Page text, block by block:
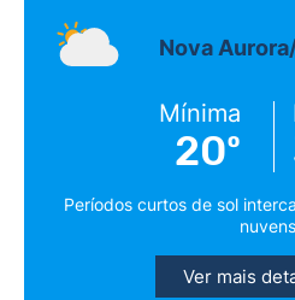
Nova
Mínima
20º
Períodos curtos de sol
Ver mais